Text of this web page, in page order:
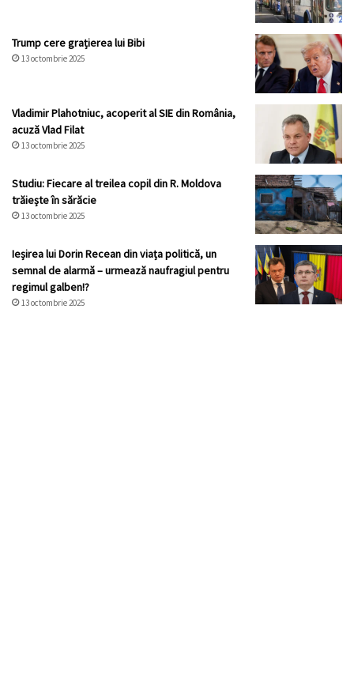
Trump cere grațierea lui Bibi
13 octombrie 2025
Vladimir Plahotniuc, acoperit al SIE din România,
acuză Vlad Filat
13 octombrie 2025
Studiu: Fiecare al treilea copil din R. Moldova
trăiește în sărăcie
13 octombrie 2025
Ieșirea lui Dorin Recean din viața politică, un
semnal de alarmă – urmează naufragiul pentru
regimul galben!?
13 octombrie 2025